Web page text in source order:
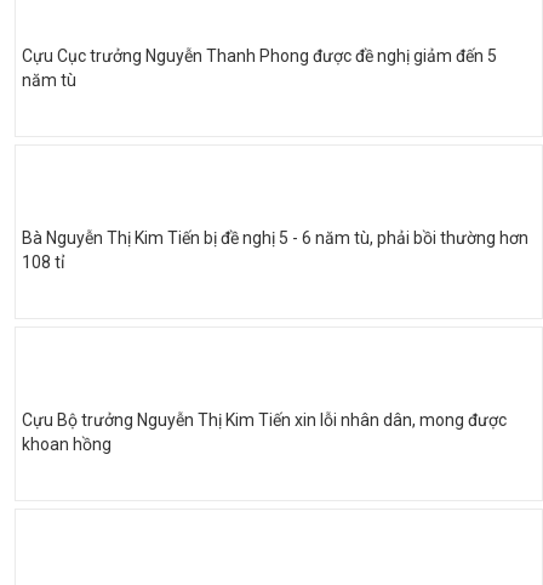
Cựu Cục trưởng Nguyễn Thanh Phong được đề nghị giảm đến 5
năm tù
Bà Nguyễn Thị Kim Tiến bị đề nghị 5 - 6 năm tù, phải bồi thường hơn
108 tỉ
Cựu Bộ trưởng Nguyễn Thị Kim Tiến xin lỗi nhân dân, mong được
khoan hồng